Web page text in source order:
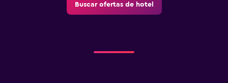
Buscar ofertas de hotel